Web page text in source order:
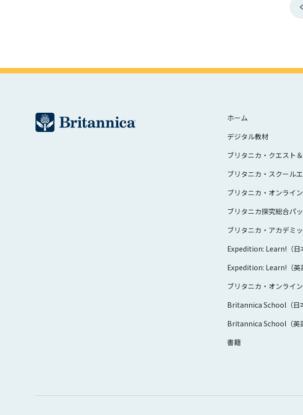
ホーム
デジタル教材
ブリタニカ・クエスト
ブリタニカ・スクール
ブリタニカ・オンライ
ブリタニカ探究総合パ
ブリタニカ・アカデミ
Expedition: Learn!（日
Expedition: Learn!（英
ブリタニカ・オンライ
Britannica School（日
Britannica School（英
書籍